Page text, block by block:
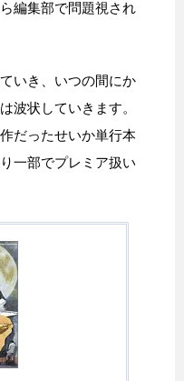
編集部で問題視され
いき、いつの間にか
波状していきます。
だったせいか単行本
一部でプレミア扱い